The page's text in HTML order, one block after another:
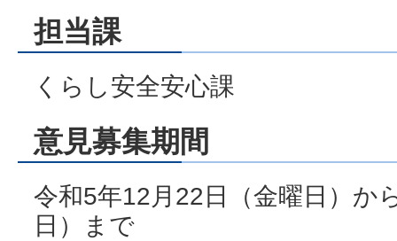
担当課
くらし安全安心課
意見募集期間
令和5年12月22日（金曜日）か
日）まで